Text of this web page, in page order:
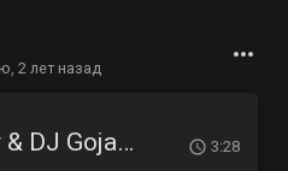
2 лет назад
Suleymer & DJ Goja - The World Is Divine 3:28